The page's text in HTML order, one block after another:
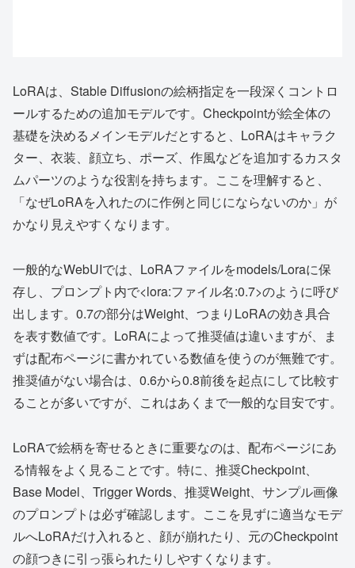
LoRAは、Stable Diffusionの絵柄指定を一段深くコントロ
ールするための追加モデルです。Checkpointが絵全体の
基礎を決めるメインモデルだとすると、LoRAはキャラク
ター、衣装、顔立ち、ポーズ、作風などを追加するカスタ
ムパーツのような役割を持ちます。ここを理解すると、
「なぜLoRAを入れたのに作例と同じにならないのか」が
かなり見えやすくなります。
一般的なWebUIでは、LoRAファイルをmodels/Loraに保
存し、プロンプト内で<lora:ファイル名:0.7>のように呼び
出します。0.7の部分はWeight、つまりLoRAの効き具合
を表す数値です。LoRAによって推奨値は違いますが、ま
ずは配布ページに書かれている数値を使うのが無難です。
推奨値がない場合は、0.6から0.8前後を起点にして比較す
ることが多いですが、これはあくまで一般的な目安です。
LoRAで絵柄を寄せるときに重要なのは、配布ページにあ
る情報をよく見ることです。特に、推奨Checkpoint、
Base Model、Trigger Words、推奨Weight、サンプル画像
のプロンプトは必ず確認します。ここを見ずに適当なモデ
ルへLoRAだけ入れると、顔が崩れたり、元のCheckpoint
の顔つきに引っ張られたりしやすくなります。